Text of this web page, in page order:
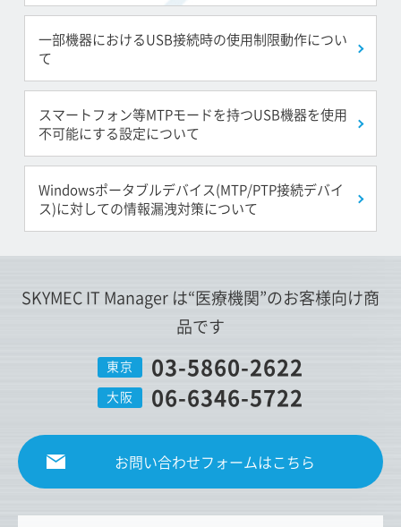
一部機器におけるUSB接続時の使用制限動作につい
て
スマートフォン等MTPモードを持つUSB機器を使用
不可能にする設定について
Windowsポータブルデバイス(MTP/PTP接続デバイ
ス)に対しての情報漏洩対策について
SKYMEC IT Manager は“医療機関”のお客様向け商
品です
東京 03-5860-2622
大阪 06-6346-5722
お問い合わせフォームはこちら